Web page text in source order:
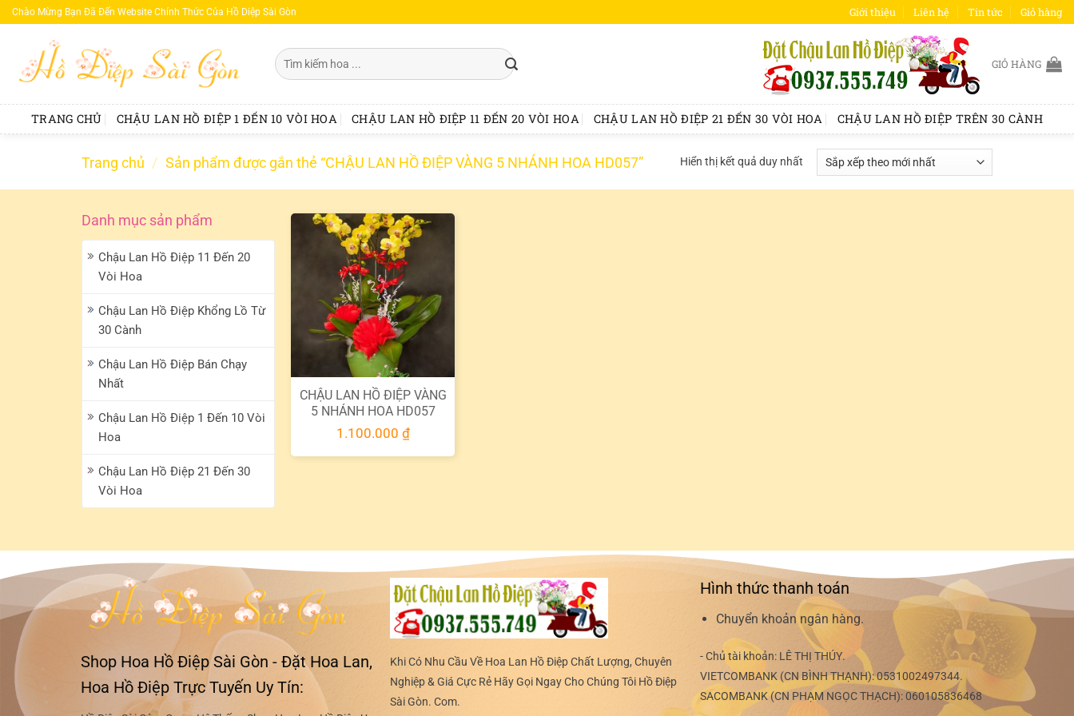
Bỏ
qua
dung
Chào Mừng Bạn Đã Đến Website Chính Thức Của Hồ Diệp Sài Gòn Giới thiệu Liên hệ Tin tức Giỏ hàng
Tìm
kiếm:
GIỎ HÀNG
TRANG CHỦ CHẬU LAN HỒ ĐIỆP 1 ĐẾN 10 VÒI HOA CHẬU LAN HỒ ĐIỆP 11 ĐẾN 20 VÒI HOA CHẬU LAN HỒ ĐIỆP 21 ĐẾN 30 VÒI HOA CHẬU LAN HỒ ĐIỆP TRÊN 30 CÀNH
Trang chủ / Sản phẩm được gắn thẻ “CHẬU LAN HỒ ĐIỆP VÀNG 5 NHÁNH HOA HD057” Hiển thị kết quả duy nhất
Danh mục sản phẩm
Chậu Lan Hồ Điệp 11 Đến 20
Vòi Hoa
Chậu Lan Hồ Điệp Khổng Lồ Từ
30 Cành
Chậu Lan Hồ Điệp Bán Chạy
Nhất
Chậu Lan Hồ Điệp 1 Đến 10 Vòi
Hoa
Chậu Lan Hồ Điệp 21 Đến 30
Vòi Hoa
CHẬU LAN HỒ ĐIỆP VÀNG
5 NHÁNH HOA HD057
1.100.000 ₫
Shop Hoa Hồ Điệp Sài Gòn - Đặt Hoa Lan,
Hoa Hồ Điệp Trực Tuyến Uy Tín:
Khi Có Nhu Cầu Về Hoa Lan Hồ Điệp Chất Lượng, Chuyên
Nghiệp & Giá Cực Rẻ Hãy Gọi Ngay Cho Chúng Tôi Hồ Điệp
Sài Gòn. Com.
Hình thức thanh toán
Chuyển khoản ngân hàng.
- Chủ tài khoản: LÊ THỊ THÚY.
VIETCOMBANK (CN BÌNH THẠNH):0531002497344.
SACOMBANK (CN PHẠM NGỌC THẠCH):060105836468